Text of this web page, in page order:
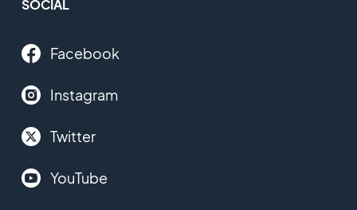
SOCIAL
Facebook
Instagram
Twitter
YouTube